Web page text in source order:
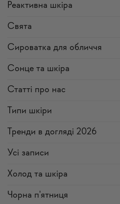
Реактивна шкіра
Свята
Сироватка для обличчя
Сонце та шкіра
Статті про нас
Типи шкіри
Тренди в догляді 2026
Усi записи
Холод та шкіра
Чорна п'ятниця